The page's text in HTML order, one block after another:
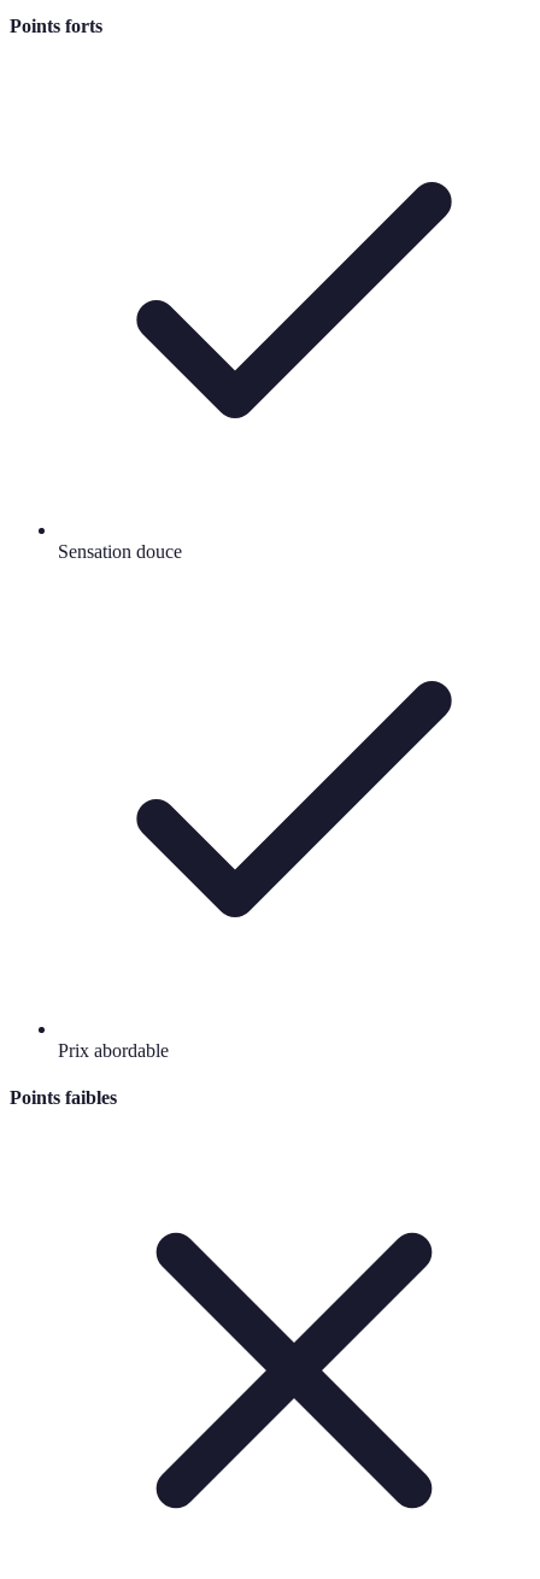
Points forts
Sensation douce
Prix abordable
Points faibles